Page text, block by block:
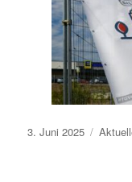
Veröffentlicht
3. Juni 2025